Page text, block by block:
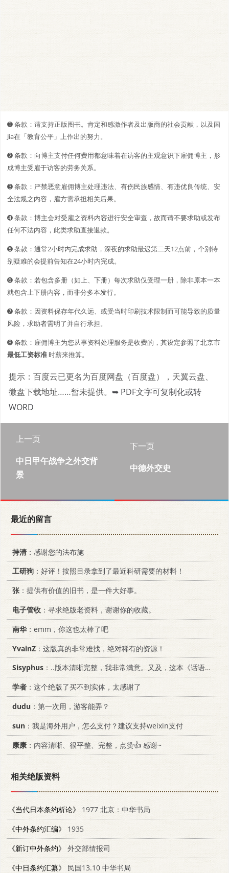
➊️ 条款：请支持正版图书。肯定和感激作者及出版商的社会贡献，以及国
Jia在「教育公平」上作出的努力。
➋️️ 条款：向博主支付任何费用都意味着在访客的主观意识下雇佣博主，形
成博主受雇于访客的劳务关系。
➌ 条款：严禁恶意雇佣博主处理违法、有伤民族感情、有违优良传统、安
全法规之内容，雇方需承担相关后果。
➍ 条款：博主会对受雇之资料内容进行安全审查，故而请不要求助或发布
任何不法内容，此类求助直接退款。
➎ 条款：通常2小时内完成求助，深夜的求助最迟第二天12点前，个别特
别疑难的会提前告知在24小时内完成。
➏ 条款：若包含多册（如上、下册）每次求助仅受理一册，除非原本一本
就包含上下册内容，而非分多本发行。
➐ 条款：因资料保存年代久远、或受当时印刷技术限制而可能导致的质量
风险，求助者需明了并自行承担。
➑ 条款：雇佣博主为您从事资料处理服务是收费的，其设定参照了北京市
最低工资标准时薪来推算。
提示：百度云已更名为百度网盘（百度盘），天翼云盘、
微盘下载地址……暂未提供。 ➥ PDF文字可复制化或转
WORD
上一页
中日甲午战争之外交背
景
下一页
中德外交史
最近的留言
持清：感谢您的法布施
工研狗 ：好评！按照目录拿到了最近科研需要的材料！
张：提供有价值的旧书，是一件大好事。
电子管收 ：寻求绝版老资料，谢谢你的收藏。
南华：emm，你这也太棒了吧
YvainZ ：这版真的非常难找，绝对稀有的资源！
Sisyphus ：..版本清晰完整，我非常满意。又及，这本《话语的真相》...
学者 ：这个绝版了买不到实体，太感谢了
dudu ：第一次用，游客能弄？
sun ：我是海外用户，怎么支付？建议支持weixin支付
康康 ：内容清晰、很平整、完整，点赞👍 感谢~
相关绝版资料
《当代日本条约析论》
1977 北京：中华书局
《中外条约汇编》
1935
《新订中外条约》
外交部情报司
《中日条约汇纂》
民国13.10 中华书局